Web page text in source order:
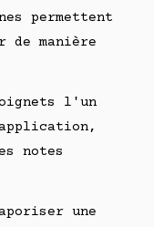
permettent
de manière
l'un
notes
une